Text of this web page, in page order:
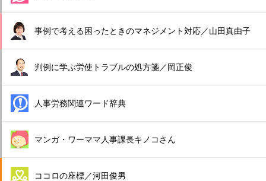
事例で考える困ったときのマネジメント対応／山田真由子
判例に学ぶ労使トラブルの処方箋／岡正俊
人事労務関連ワード辞典
マンガ・ワーママ人事課長キノコさん
ココロの座標／河田俊男